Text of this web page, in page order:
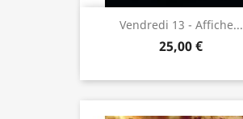
Vendredi 13 - Affiche...
25,00 €